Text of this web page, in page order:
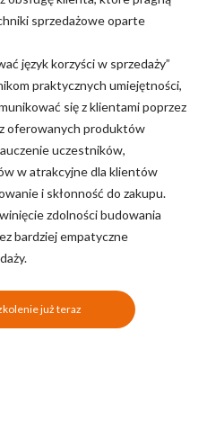
sprzedażowe oparte
język korzyści w sprzedaży”
praktycznych umiejętności,
się z klientami poprzez
oferowanych produktów
uczestników,
w atrakcyjne dla klientów
i skłonność do zakupu.
zdolności budowania
bardziej empatyczne
już teraz